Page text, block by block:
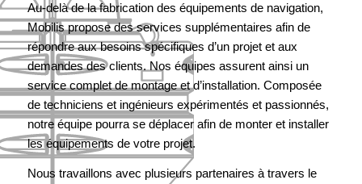
BALISAGE
CÔTIER
Au-delà de la fabrication des équipements de navigation,
Mobilis propose des services supplémentaires afin de
répondre aux besoins spécifiques d’un projet et aux
demandes des clients. Nos équipes assurent ainsi un
service complet de montage et d’installation. Composée
de techniciens et ingénieurs expérimentés et passionnés,
notre équipe pourra se déplacer afin de monter et installer
les équipements de votre projet.
Nous travaillons avec plusieurs partenaires à travers le